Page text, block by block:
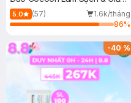
Dầu 500ml
5.0 (57)
1.6k/tháng
86%
-40%